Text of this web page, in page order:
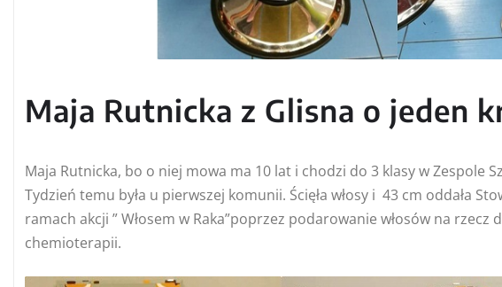
Maja Rutnicka z Glisna o jeden
Maja Rutnicka, bo o niej mowa ma 10 lat i chodzi do 3 klasy w Zespole
Tydzień temu była u pierwszej komunii. Ścięła włosy i 43 cm oddała
ramach akcji ” Włosem w Raka”poprzez podarowanie włosów na
chemioterapii.